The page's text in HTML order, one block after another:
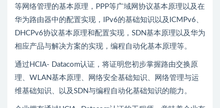
等网络管理的基本原理，PPP等广域网协议基本原理以及在
华为路由器中的配置实现，IPv6的基础知识以及ICMPv6、
DHCPv6协议基本原理和配置实现，SDN基本原理以及华为
相应产品与解决方案的实现，编程自动化基本原理等。
通过HCIA- Datacom认证，将证明您初步掌握路由交换原
理、WLAN基本原理、网络安全基础知识、网络管理与运
维基础知识、以及SDN与编程自动化基础知识的能力。